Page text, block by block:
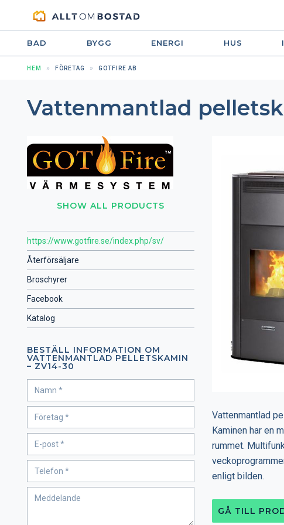
BAD BYGG ENERGI HUS
HEM FÖRETAG GOTFIRE AB
Vattenmantlad
SHOW ALL PRODUCTS
https://www.gotfire.se/index.php/sv/
Återförsäljare
Broschyrer
Facebook
Katalog
BESTÄLL INFORMATION OM
VATTENMANTLAD PELLETSKAMIN
– ZV14-30
Vattenmantlad
Kaminen har en
rummet.
enligt bilden.
GÅ TILL